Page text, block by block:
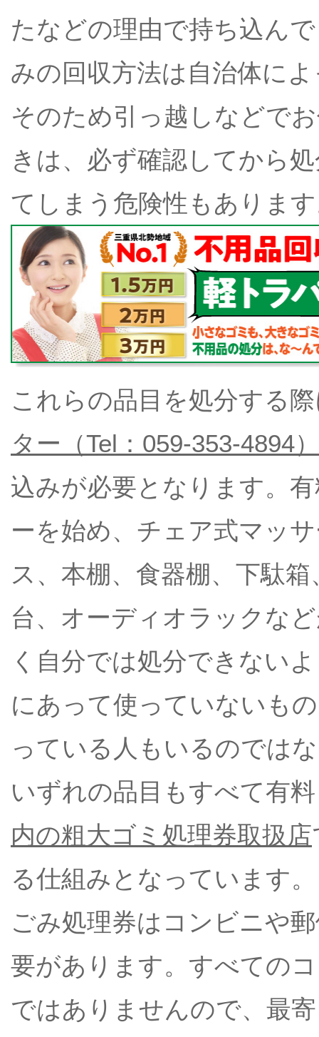
たなどの理由で持ち込ん
みの回収方法は自治体に
そのため引っ越しなどで
きは、必ず確認してから
てしまう危険性もありま
これらの品目を処分する
ター（Tel：059-353-4894）
込みが必要となります。
ーを始め、チェア式マッ
ス、本棚、食器棚、下駄
台、オーディオラックな
く自分では処分できない
にあって使っていないも
っている人もいるのでは
いずれの品目もすべて有
内の粗大ゴミ処理券取扱店
る仕組みとなっています。
ごみ処理券はコンビニや
要があります。すべての
ではありませんので、最